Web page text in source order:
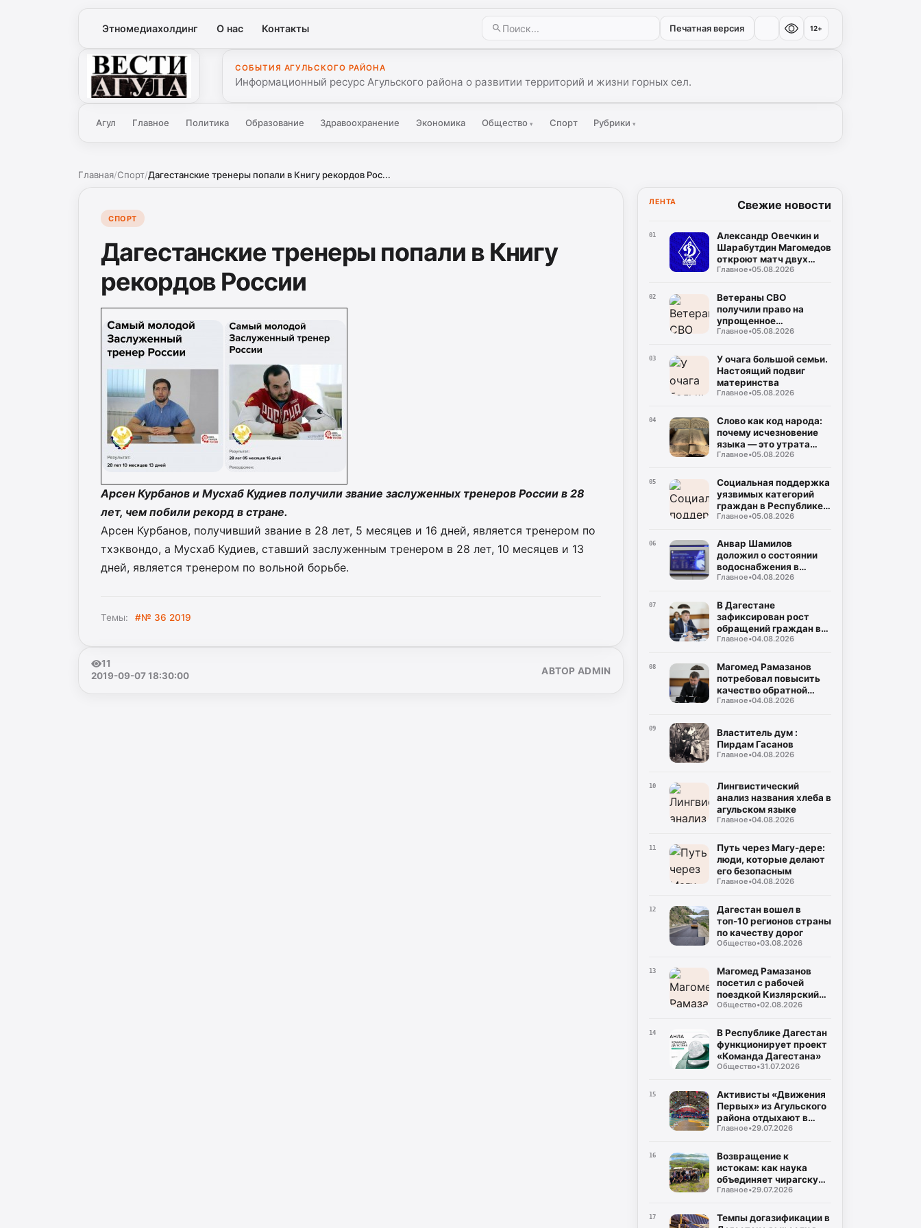
Этномедиахолдинг О нас Контакты Печатная версия 12+
Вести Агула
СОБЫТИЯ АГУЛЬСКОГО РАЙОНА
Информационный ресурс Агульского района о развитии территорий и жизни горных сел.
Агул Главное Политика Образование Здравоохранение Экономика Общество ▾ Спорт Рубрики▾
Главная/Спорт/Дагестанские тренеры попали в Книгу рекордов Рос...
СПОРТ
Дагестанские тренеры попали в Книгу
рекордов России
Арсен Курбанов и Мусхаб Кудиев получили звание заслуженных тренеров России в 28
лет, чем побили рекорд в стране.
Арсен Курбанов, получивший звание в 28 лет, 5 месяцев и 16 дней, является тренером по
тхэквондо, а Мусхаб Кудиев, ставший заслуженным тренером в 28 лет, 10 месяцев и 13
дней, является тренером по вольной борьбе.
Темы: #№ 36 2019
11
2019-09-07 18:30:00
АВТОР ADMIN
ЛЕНТА Свежие новости
01
Александр Овечкин и
Шарабутдин Магомедов
откроют матч двух
«Динамо»
Главное•05.08.2026
02
Ветераны СВО
получили право на
упрощенное
заключение
Главное•05.08.2026
03
У очага большой семьи.
Настоящий подвиг
материнства
Главное•05.08.2026
04
Слово как код народа:
почему исчезновение
языка — это утрата
мира
Главное•05.08.2026
05
Социальная поддержка
уязвимых категорий
граждан в Республике
Дагестан
Главное•05.08.2026
06
Анвар Шамилов
доложил о состоянии
водоснабжения в
районах и городах
Главное•04.08.2026
07
В Дагестане
зафиксирован рост
обращений граждан в
органы власти
Главное•04.08.2026
08
Магомед Рамазанов
потребовал повысить
качество обратной
связи с населением
Главное•04.08.2026
09
Властитель дум :
Пирдам Гасанов
Главное•04.08.2026
10
Лингвистический
анализ названия хлеба в
агульском языке
Главное•04.08.2026
11
Путь через Магу-дере:
люди, которые делают
его безопасным
Главное•04.08.2026
12
Дагестан вошел в
топ-10 регионов страны
по качеству дорог
Общество•03.08.2026
13
Магомед Рамазанов
посетил с рабочей
поездкой Кизлярский
район
Общество•02.08.2026
14
В Республике Дагестан
функционирует проект
«Команда Дагестана»
Общество•31.07.2026
15
Активисты «Движения
Первых» из Агульского
района отдыхают в
лагере «Солнечный
Главное•29.07.2026
16
Возвращение к
истокам: как наука
объединяет чирагскую
молодежь
Главное•29.07.2026
17
Темпы догазификации в